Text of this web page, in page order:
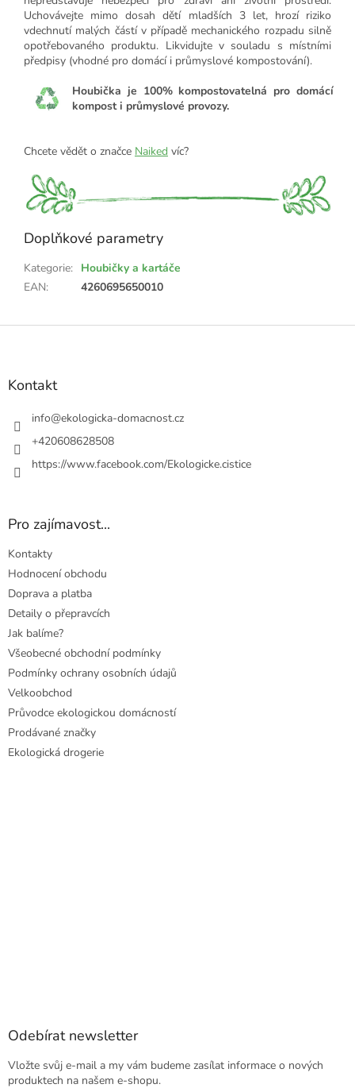
Uchovávejte mimo dosah dětí mladších 3 let, hrozí riziko
vdechnutí malých částí v případě mechanického rozpadu silně
opotřebovaného produktu. Likvidujte v souladu s místními
předpisy (vhodné pro domácí i průmyslové kompostování).
Houbička je 100% kompostovatelná pro domácí
kompost i průmyslové provozy.
Chcete vědět o značce Naiked víc?
Doplňkové parametry
Kategorie: Houbičky a kartáče
EAN: 4260695650010
Z
Kontakt
info@ekologicka-domacnost.cz
+420608628508
https://www.facebook.com/Ekologicke.cistice
Pro zajímavost...
Kontakty
Hodnocení obchodu
Doprava a platba
Detaily o přepravcích
Jak balíme?
Všeobecné obchodní podmínky
Podmínky ochrany osobních údajů
Velkoobchod
Průvodce ekologickou domácností
Prodávané značky
Ekologická drogerie
Odebírat newsletter
Vložte svůj e-mail a my vám budeme zasílat informace o nových
produktech na našem e-shopu.